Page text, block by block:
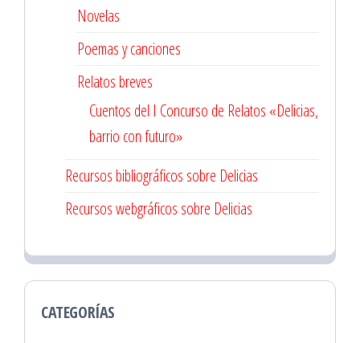
Novelas
Poemas y canciones
Relatos breves
Cuentos del I Concurso de Relatos «Delicias,
barrio con futuro»
Recursos bibliográficos sobre Delicias
Recursos webgráficos sobre Delicias
CATEGORÍAS